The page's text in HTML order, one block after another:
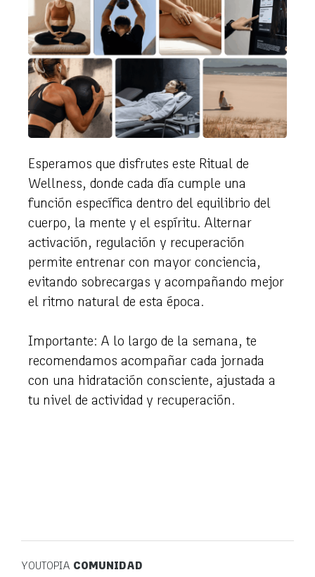
Esperamos que disfrutes este Ritual de
Wellness, donde cada día cumple una
función específica dentro del equilibrio del
cuerpo, la mente y el espíritu. Alternar
activación, regulación y recuperación
permite entrenar con mayor conciencia,
evitando sobrecargas y acompañando mejor
el ritmo natural de esta época.
Importante: A lo largo de la semana, te
recomendamos acompañar cada jornada
con una hidratación consciente, ajustada a
tu nivel de actividad y recuperación.
YOUTOPIA COMUNIDAD